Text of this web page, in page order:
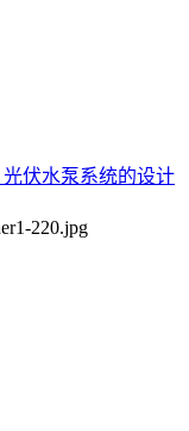
光伏水泵系统的设计